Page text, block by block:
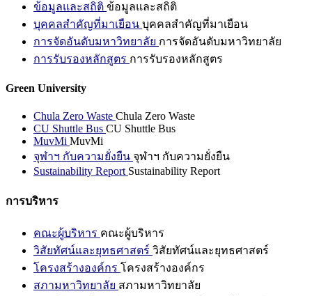
ข้อมูลและสถิติ ข้อมูลและสถิติ
บุคคลสำคัญที่มาเยือน บุคคลสำคัญที่มาเยือน
การจัดอันดับมหาวิทยาลัย การจัดอันดับมหาวิทยาลัย
การรับรองหลักสูตร การรับรองหลักสูตร
Green University
Chula Zero Waste Chula Zero Waste
CU Shuttle Bus CU Shuttle Bus
MuvMi MuvMi
จุฬาฯ กับความยั่งยืน จุฬาฯ กับความยั่งยืน
Sustainability Report Sustainability Report
การบริหาร
คณะผู้บริหาร คณะผู้บริหาร
วิสัยทัศน์และยุทธศาสตร์ วิสัยทัศน์และยุทธศาสตร์
โครงสร้างองค์กร โครงสร้างองค์กร
สภามหาวิทยาลัย สภามหาวิทยาลัย